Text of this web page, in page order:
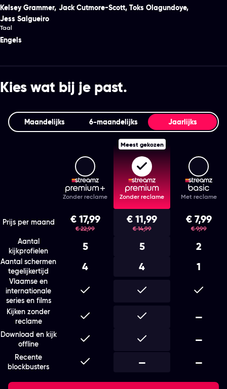
Kelsey Grammer, Jack Cutmore-Scott, Toks Olagundoye,
Jess Salgueiro
Taal
Engels
Kies wat bij je past.
Maandelijks 6‑maandelijks Jaarlijks
Kies het abonnement en de looptijd die bij je past
Streamz Premium+
Zonder reclame
Meest gekozen
Streamz Premium
Zonder reclame Met reclame
Prijs per maand € 17,99
was
€ 22,99
€ 11,99
was
€ 14,99
€ 7,99
was
€ 9,99
Aantal
kijkprofielen
5 5 2
Aantal schermen
tegelijkertijd
4 4 1
Vlaamse en
internationale
series en films
Inbegrepen Inbegrepen
Kijken zonder
reclame
Inbegrepen Inbegrepen Niet
—
Download en kijk
offline
Inbegrepen Inbegrepen Niet
—
Recente
blockbusters
Inbegrepen Niet inbegrepen
— Niet
—